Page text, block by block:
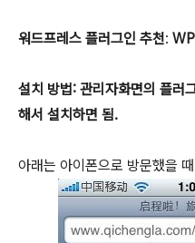
워드프레스 플러그인 추천:
설치 방법: 관리자화면의 플러
해서 설치하면 됨.
아래는 아이폰으로 방문했을